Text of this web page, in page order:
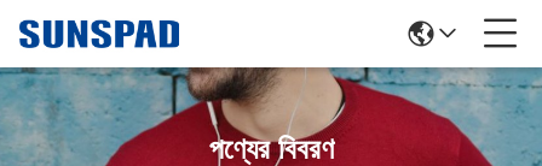
পণ্যের বিবরণ